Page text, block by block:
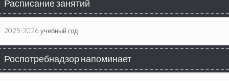
Расписание занятий
2025-2026 учебный год
Роспотребнадзор напоминает